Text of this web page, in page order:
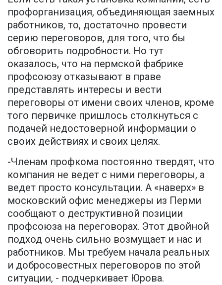
профорганизация, объединяющая заемных
работников, то, достаточно провести
серию переговоров, для того, что бы
обговорить подробности. Но тут
оказалось, что на пермской фабрике
профсоюзу отказывают в праве
представлять интересы и вести
переговоры от имени своих членов, кроме
того первичке пришлось столкнуться с
подачей недостоверной информации о
своих действиях и своих целях.
-Членам профкома постоянно твердят, что
компания не ведет с ними переговоры, а
ведет просто консультации. А «наверх» в
московский офис менеджеры из Перми
сообщают о деструктивной позиции
профсоюза на переговорах. Этот двойной
подход очень сильно возмущает и нас и
работников. Мы требуем начала реальных
и добросовестных переговоров по этой
ситуации, - подчеркивает Юрова.